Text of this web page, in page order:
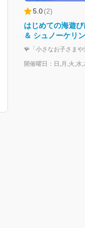
5.0(2)
はじめての海遊
＆ シュノーケリ
開催曜日：日,月,火,水,